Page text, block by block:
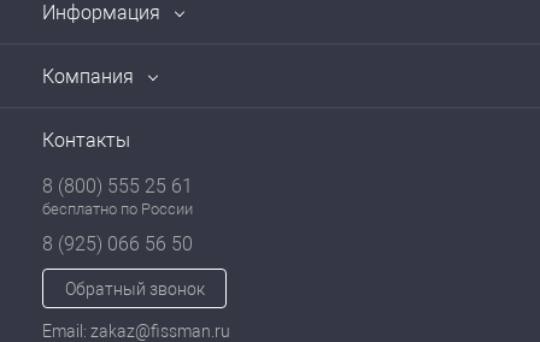
Информация
Компания
Контакты
8 (800) 555 25 61
бесплатно по России
8 (925) 066 56 50
Обратный звонок
Email: zakaz@fissman.ru